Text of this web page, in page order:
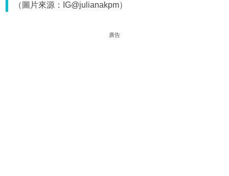
（圖片來源：IG@julianakpm）
廣告